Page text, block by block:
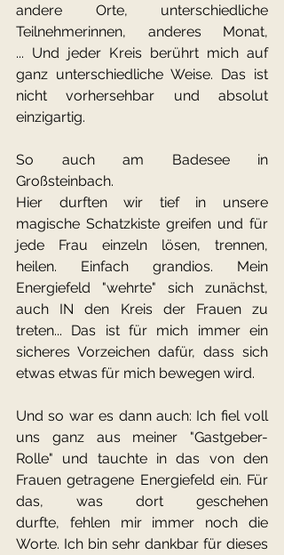
andere Orte, unterschiedliche
Teilnehmerinnen, anderes Monat,
... Und jeder Kreis berührt mich auf
ganz unterschiedliche Weise. Das ist
nicht vorhersehbar und absolut
einzigartig.
So auch am Badesee in
Großsteinbach.
Hier durften wir tief in unsere
magische Schatzkiste greifen und für
jede Frau einzeln lösen, trennen,
heilen. Einfach grandios. Mein
Energiefeld "wehrte" sich zunächst,
auch IN den Kreis der Frauen zu
treten... Das ist für mich immer ein
sicheres Vorzeichen dafür, dass sich
etwas etwas für mich bewegen wird.
Und so war es dann auch: Ich fiel voll
uns ganz aus meiner "Gastgeber-
Rolle" und tauchte in das von den
Frauen getragene Energiefeld ein. Für
das, was dort geschehen
durfte, fehlen mir immer noch die
Worte. Ich bin sehr dankbar für dieses